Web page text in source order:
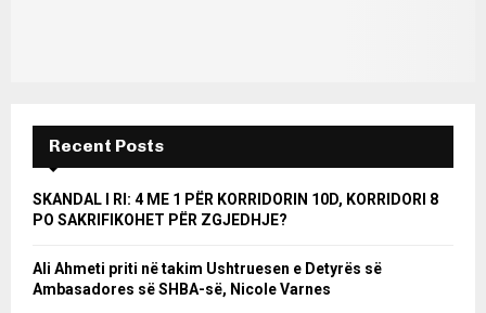
Recent Posts
SKANDAL I RI: 4 ME 1 PËR KORRIDORIN 10D, KORRIDORI 8
PO SAKRIFIKOHET PËR ZGJEDHJE?
Ali Ahmeti priti në takim Ushtruesen e Detyrës së
Ambasadores së SHBA-së, Nicole Varnes